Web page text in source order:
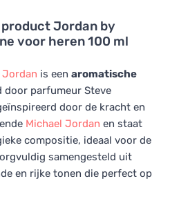
Jordan by
voor heren 100 ml
Jordan is een aromatische
door parfumeur Steve
door de kracht en
Michael Jordan en staat
compositie, ideaal voor de
samengesteld uit
en rijke tonen die perfect op